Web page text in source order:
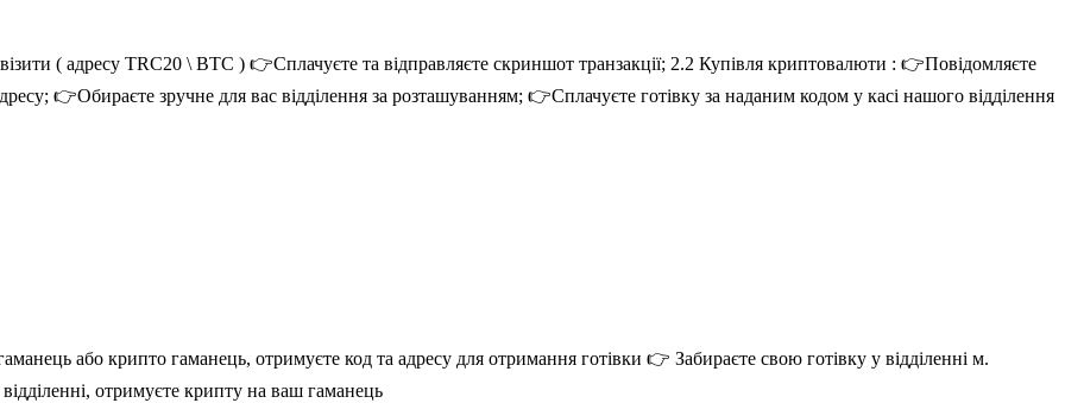
( адресу TRC20 \ BTC ) 👉Сплачуєте та відправляєте скриншот транзакції; 2.2 Купівля криптовалюти : 👉Повідомляєте
👉Обираєте зручне для вас відділення за розташуванням; 👉Сплачуєте готівку за наданим кодом у касі нашого відділення
або крипто гаманець, отримуєте код та адресу для отримання готівки 👉 Забираєте свою готівку у відділенні м.
отримуєте крипту на ваш гаманець